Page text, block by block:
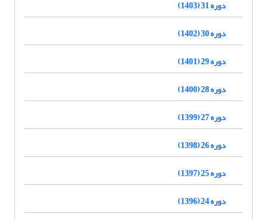
دوره 31 (1403)
دوره 30 (1402)
دوره 29 (1401)
دوره 28 (1400)
دوره 27 (1399)
دوره 26 (1398)
دوره 25 (1397)
دوره 24 (1396)